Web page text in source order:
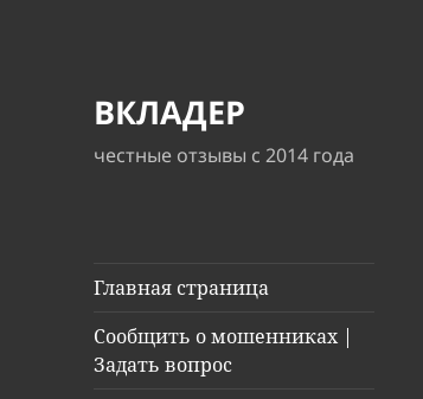
ВКЛАДЕР
честные отзывы с 2014 года
Главная страница
Сообщить о мошенниках |
Задать вопрос